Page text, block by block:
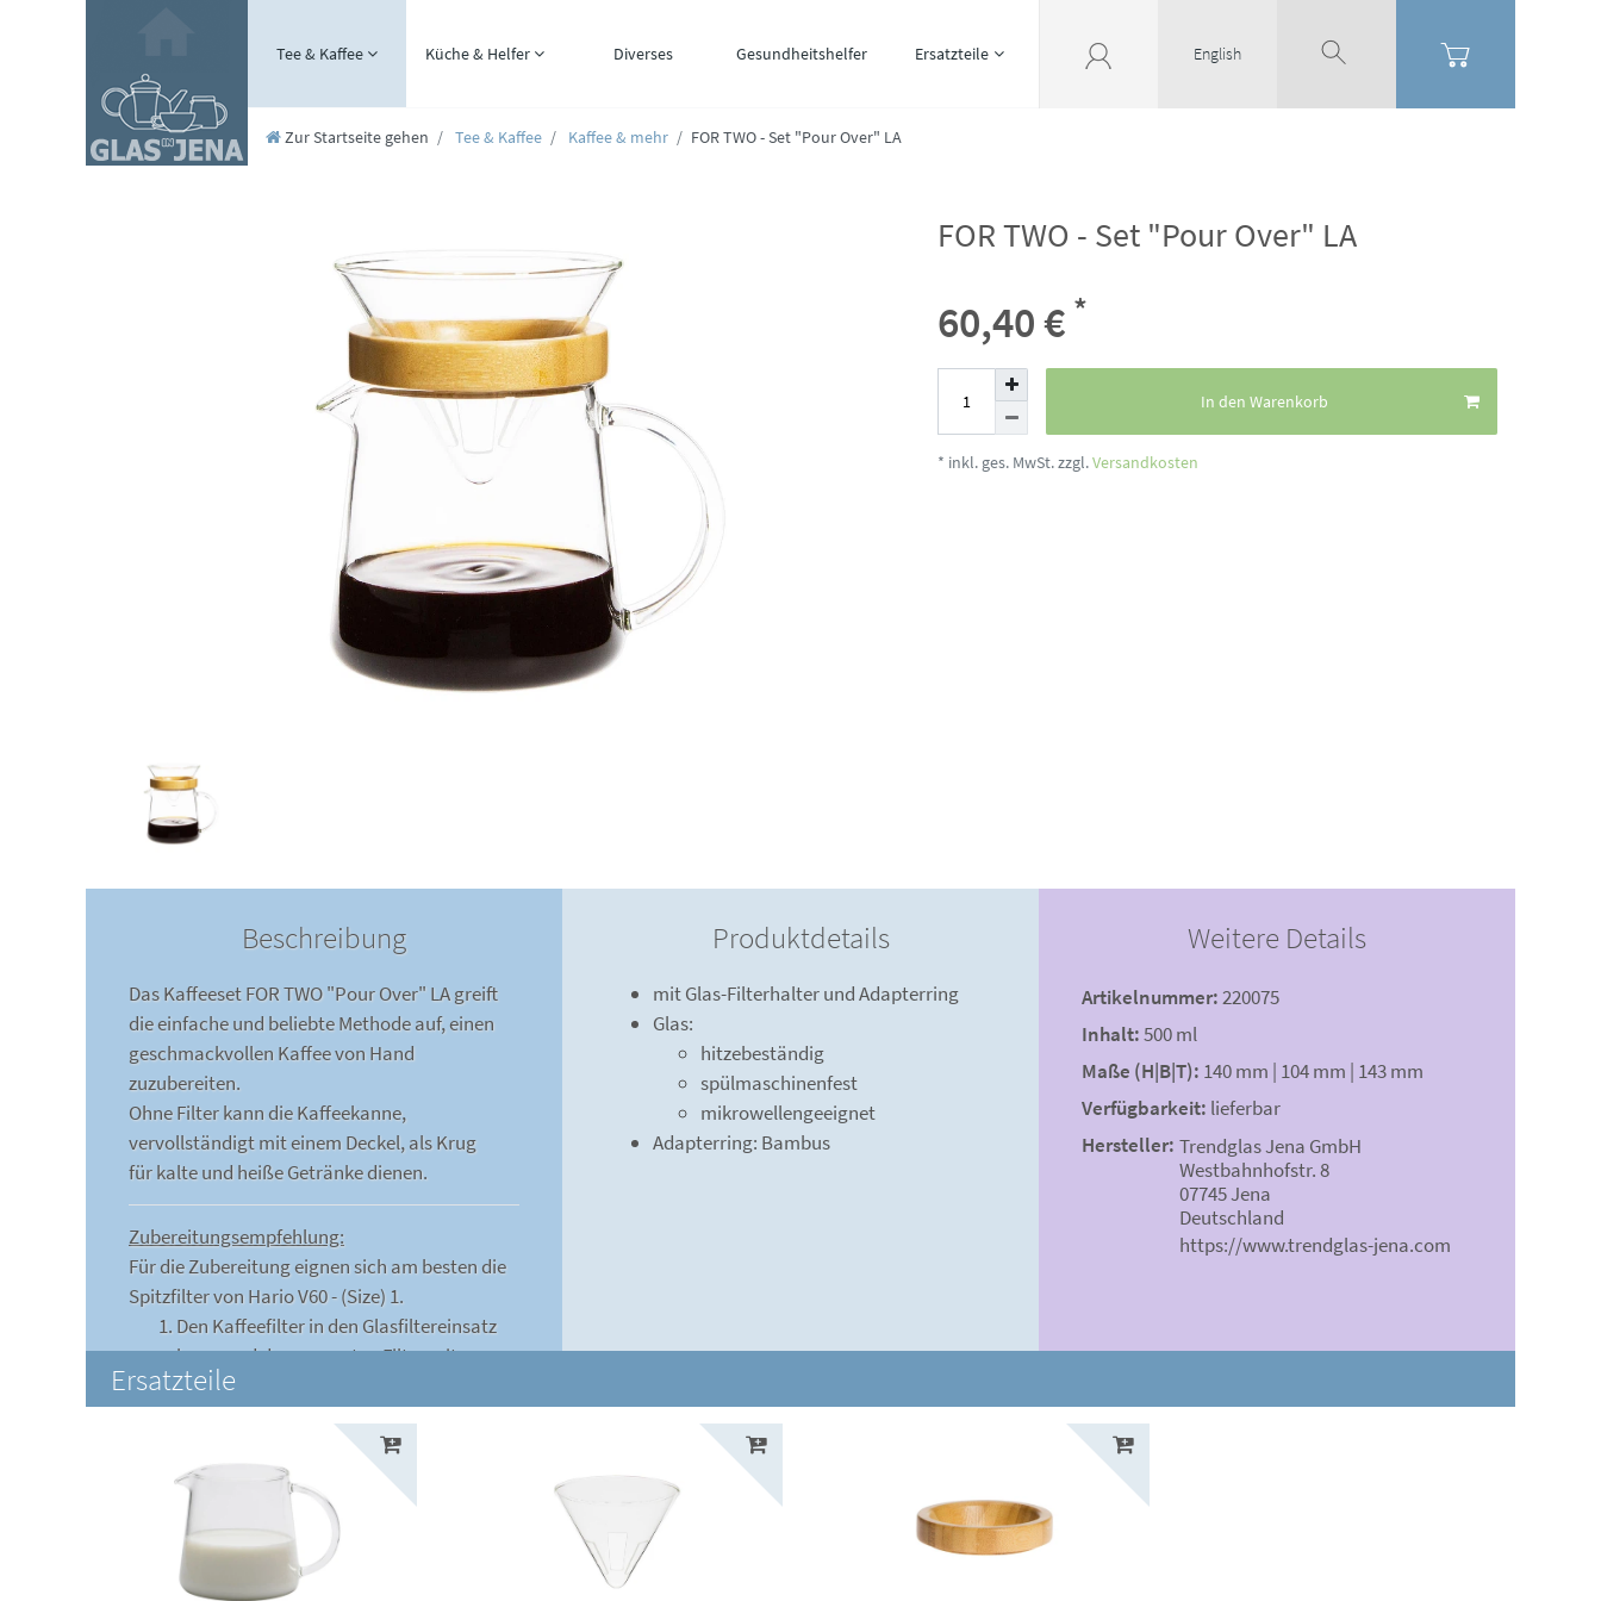
Tee & Kaffee Küche & Helfer Diverses Gesundheitshelfer Ersatzteile English
Zur Startseite gehen Tee & Kaffee Kaffee & mehr FOR TWO - Set "Pour Over" LA
FOR TWO - Set "Pour Over" LA
60,40 € *
In den Warenkorb
* inkl. ges. MwSt. zzgl.Versandkosten
Beschreibung
Das Kaffeeset FOR TWO "Pour Over" LA greift
die einfache und beliebte Methode auf, einen
geschmackvollen Kaffee von Hand
zuzubereiten.
Ohne Filter kann die Kaffeekanne,
vervollständigt mit einem Deckel, als Krug
für kalte und heiße Getränke dienen.
Zubereitungsempfehlung:
Für die Zubereitung eignen sich am besten die
Spitzfilter von Hario V60 - (Size) 1.
Den Kaffeefilter in den Glasfiltereinsatz
legen und den gesamten Filter mit
heißem Wasser anfeuchten. Das
Anfeuchten des Kaffeefilters verstärkt die
Haltekräfte an den Wänden und sorgt
dafür, dass der Kaffee besser gefiltert
wird und den Geschmack des Filters nicht
annimmt.
Den gemahlenen Kaffee in den
Kaffeefilter einfüllen, es empfiehlt sich ca.
Produktdetails
mit Glas-Filterhalter und Adapterring
Glas:
hitzebeständig
spülmaschinenfest
mikrowellengeeignet
Adapterring: Bambus
Weitere Details
Artikelnummer:220075
Inhalt:500 ml
Maße (H|B|T): 140 mm | 104 mm | 143 mm
Verfügbarkeit: lieferbar
Hersteller: Trendglas Jena GmbH
Westbahnhofstr. 8
07745 Jena
Deutschland
https://www.trendglas-jena.com
Ersatzteile